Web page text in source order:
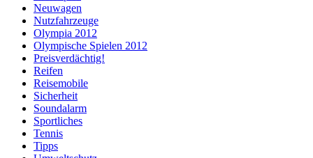
Neuwagen
Nutzfahrzeuge
Olympia 2012
Olympische Spielen 2012
Preisverdächtig!
Reifen
Reisemobile
Sicherheit
Soundalarm
Sportliches
Tennis
Tipps